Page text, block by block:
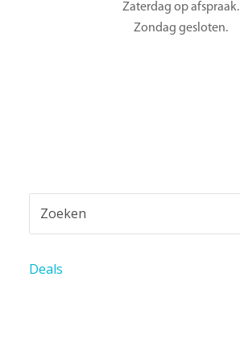
Zaterdag op afspraak.
Zondag gesloten.
Deals